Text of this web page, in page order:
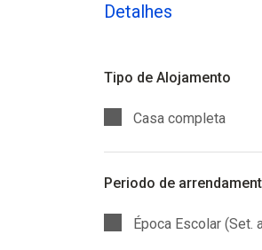
Detalhes
Tipo de Alojamento
Casa completa
Periodo de
Época Escolar (Set.